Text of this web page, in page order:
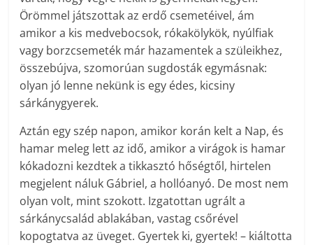
Örömmel játszottak az erdő csemetéivel, ám
amikor a kis medvebocsok, rókakölykök, nyúlfiak
vagy borzcsemeték már hazamentek a szüleikhez,
összebújva, szomorúan sugdosták egymásnak:
olyan jó lenne nekünk is egy édes, kicsiny
sárkánygyerek.
Aztán egy szép napon, amikor korán kelt a Nap, és
hamar meleg lett az idő, amikor a virágok is hamar
kókadozni kezdtek a tikkasztó hőségtől, hirtelen
megjelent náluk Gábriel, a hollóanyó. De most nem
olyan volt, mint szokott. Izgatottan ugrált a
sárkánycsalád ablakában, vastag csőrével
kopogtatva az üveget. Gyertek ki, gyertek! – kiáltotta